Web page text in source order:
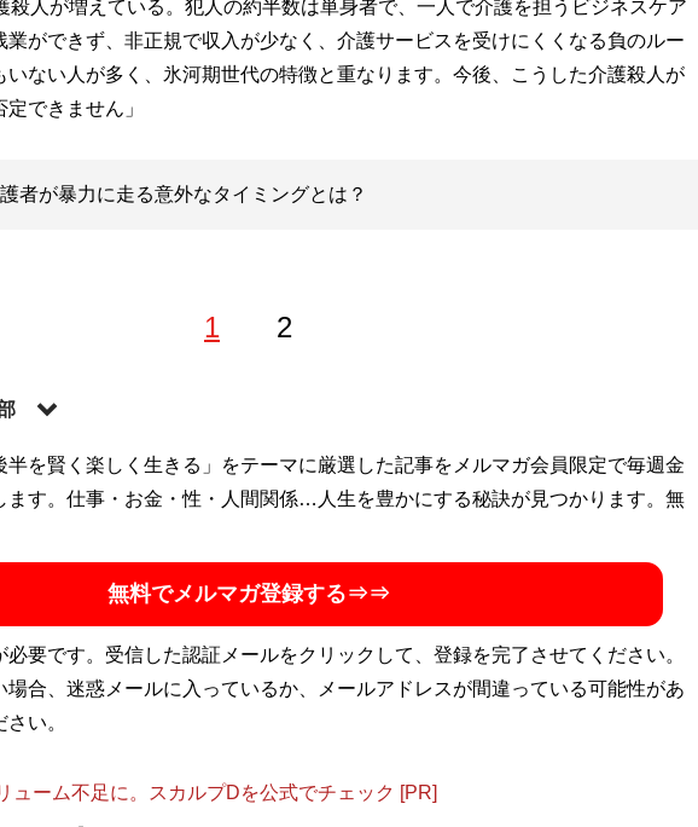
殺人が増えている。犯人の約半数は単身者で、一人で介護を担うビジネスケア
業ができず、非正規で収入が少なく、介護サービスを受けにくくなる負のルー
いない人が多く、氷河期世代の特徴と重なります。今後、こうした介護殺人が
できません」
者が暴力に走る意外なタイミングとは？
1 2
半を賢く楽しく生きる」をテーマに厳選した記事をメルマガ会員限定で毎週金
ます。仕事・お金・性・人間関係…人生を豊かにする秘訣が見つかります。無
無料でメルマガ登録する⇒⇒
要です。受信した認証メールをクリックして、登録を完了させてください。
合、迷惑メールに入っているか、メールアドレスが間違っている可能性があ
い。
ューム不足に。スカルプDを公式でチェック [PR]